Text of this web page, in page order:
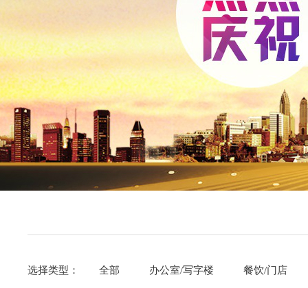
选择类型： 全部 办公室/写字楼 餐饮/门店